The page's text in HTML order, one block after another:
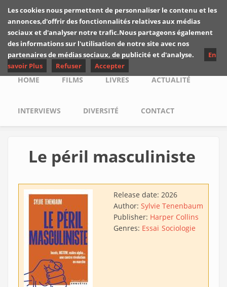
Skip to main content
Les critiques de
Yuyine
Main menu
HOME FILMS LIVRES ACTUALITÉ
INTERVIEWS DIVERSITÉ CONTACT
Le péril masculiniste
Release date: 2026
Author: Sylvie Tenenbaum
Publisher: Harper Collins
Genres: Essai Sociologie
Les cookies nous permettent de personnaliser le contenu et les
annonces,d'offrir des fonctionnalités relatives aux médias
sociaux et d'analyser notre trafic.Nous partageons également
des informations sur l'utilisation de notre site avec nos
partenaires de médias sociaux, de publicité et d'analyse.
En
savoir Plus
Refuser Accepter